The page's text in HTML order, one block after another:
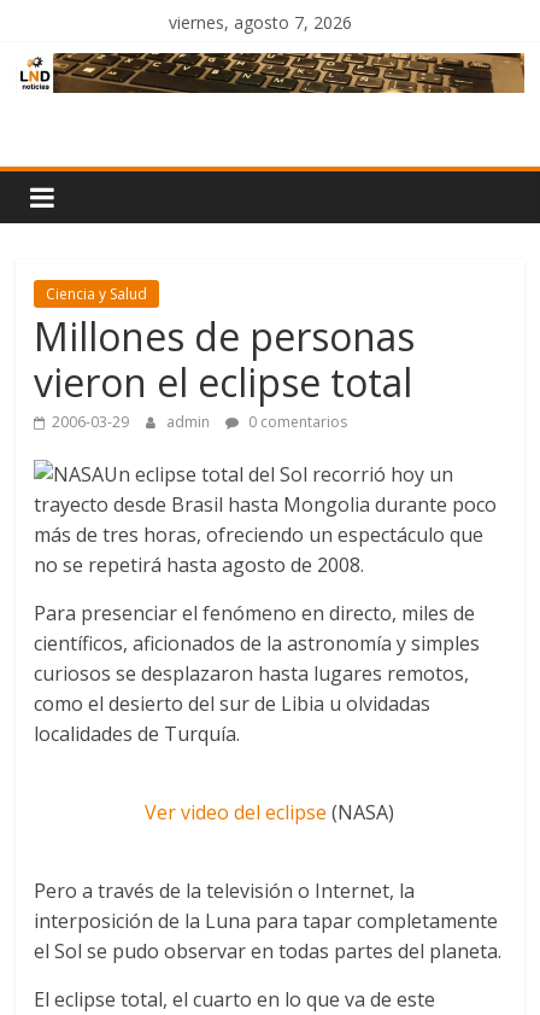
contenido
viernes, agosto 7, 2026
Noticias
Ciencia y Salud
Millones de personas
vieron el eclipse total
2006-03-29 admin 0 comentarios
Un eclipse total del Sol recorrió hoy un
trayecto desde Brasil hasta Mongolia durante poco
más de tres horas, ofreciendo un espectáculo que
no se repetirá hasta agosto de 2008.
Para presenciar el fenómeno en directo, miles de
científicos, aficionados de la astronomía y simples
curiosos se desplazaron hasta lugares remotos,
como el desierto del sur de Libia u olvidadas
localidades de Turquía.
Ver video del eclipse (NASA)
Pero a través de la televisión o Internet, la
interposición de la Luna para tapar completamente
el Sol se pudo observar en todas partes del planeta.
El eclipse total, el cuarto en lo que va de este